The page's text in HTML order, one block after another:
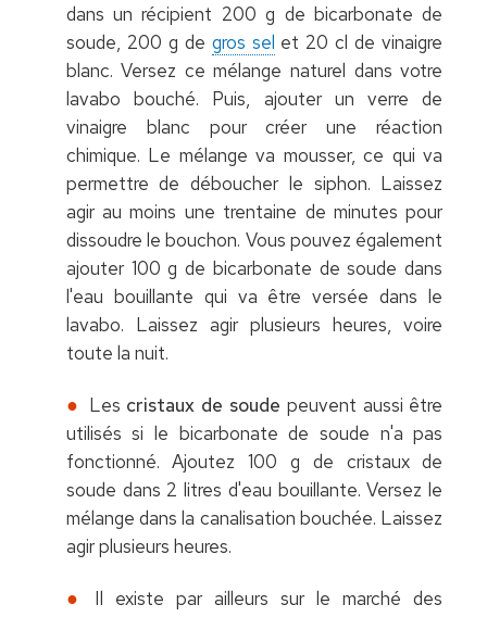
dans un récipient 200 g de bicarbonate de
soude, 200 g de gros sel et 20 cl de vinaigre
blanc. Versez ce mélange naturel dans votre
lavabo bouché. Puis, ajouter un verre de
vinaigre blanc pour créer une réaction
chimique. Le mélange va mousser, ce qui va
permettre de déboucher le siphon. Laissez
agir au moins une trentaine de minutes pour
dissoudre le bouchon. Vous pouvez également
ajouter 100 g de bicarbonate de soude dans
l'eau bouillante qui va être versée dans le
lavabo. Laissez agir plusieurs heures, voire
toute la nuit.
Les cristaux de soude peuvent aussi être
utilisés si le bicarbonate de soude n'a pas
fonctionné. Ajoutez 100 g de cristaux de
soude dans 2 litres d'eau bouillante. Versez le
mélange dans la canalisation bouchée. Laissez
agir plusieurs heures.
Il existe par ailleurs sur le marché des